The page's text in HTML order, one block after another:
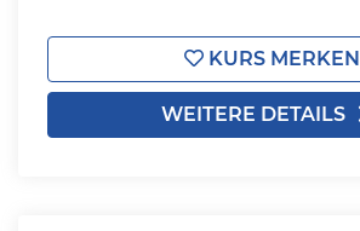
KURS MERKEN
WEITERE DETAILS